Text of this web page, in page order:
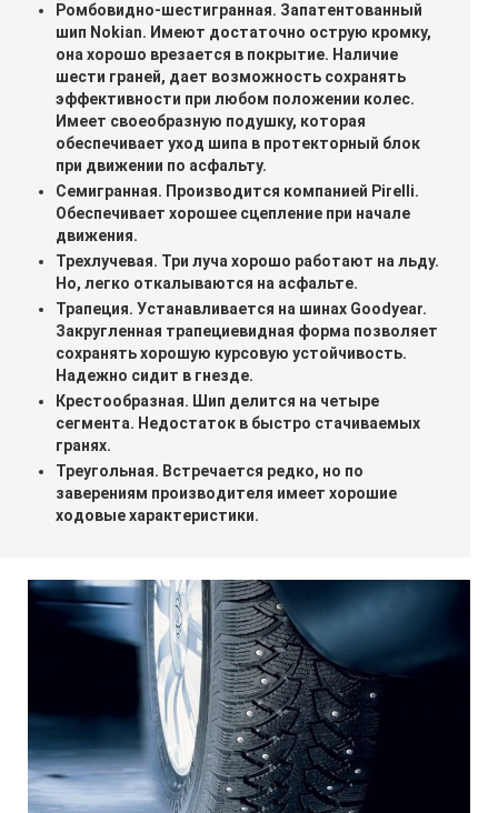
Ромбовидно-шестигранная. Запатентованный
шип Nokian. Имеют достаточно острую кромку,
она хорошо врезается в покрытие. Наличие
шести граней, дает возможность сохранять
эффективности при любом положении колес.
Имеет своеобразную подушку, которая
обеспечивает уход шипа в протекторный блок
при движении по асфальту.
Семигранная. Производится компанией Pirelli.
Обеспечивает хорошее сцепление при начале
движения.
Трехлучевая. Три луча хорошо работают на льду.
Но, легко откалываются на асфальте.
Трапеция. Устанавливается на шинах Goodyear.
Закругленная трапециевидная форма позволяет
сохранять хорошую курсовую устойчивость.
Надежно сидит в гнезде.
Крестообразная. Шип делится на четыре
сегмента. Недостаток в быстро стачиваемых
гранях.
Треугольная. Встречается редко, но по
заверениям производителя имеет хорошие
ходовые характеристики.